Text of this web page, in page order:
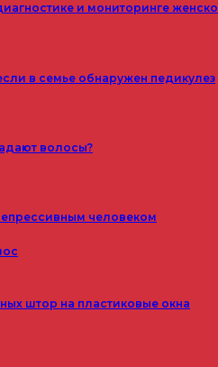
и мониторинге
в семье обнаружен педикулез
волосы?
человеком
штор на пластиковые окна